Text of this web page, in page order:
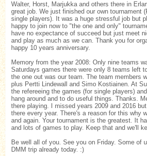
Walter, Horst, Marjukka and others there in
great job. We just finished our own tournament
single players). It was a huge stressful job but
happy to join now to "the one and only"
have no expectance of succeed but just meet
and play as much as we can. Thank you for
happy 10 years anniversary.
Memory from the year 2008: Only nine teams
Saturdays games there were only 8 teams left
the one out was our team. The team members
plus Pertti Lindewall and Simo Kostiainen. At
the refereeing the games (for single players)
hang around and to do useful things. Thanks.
there playing. I missed years 2009 and 2016
there every year. There's a reason for this why
and again. Your tournament is the greatest. It
and lots of games to play. Keep that and we'll
Be well all of you. See you on Friday. Some of
DMM trip already today. :)